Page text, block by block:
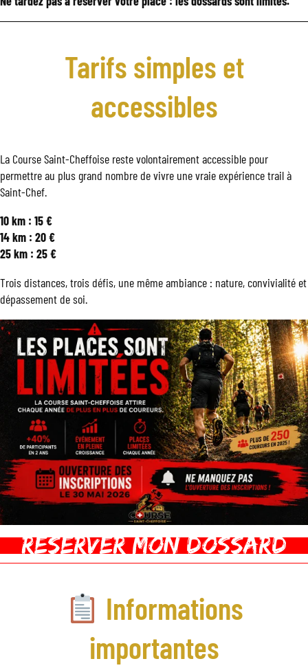
Tarifs simples et
accessibles
La Course Saint-Cheffoise reste volontairement accessible pour
permettre au plus grand nombre de vivre une vraie expérience trail à
Saint-Chef.
10 km : 15 €
14 km : 20 €
25 km : 25 €
Trois distances, trois défis, une même ambiance : nature, convivialité et
dépassement de soi.
REserver mon dossard
Informations
importantes